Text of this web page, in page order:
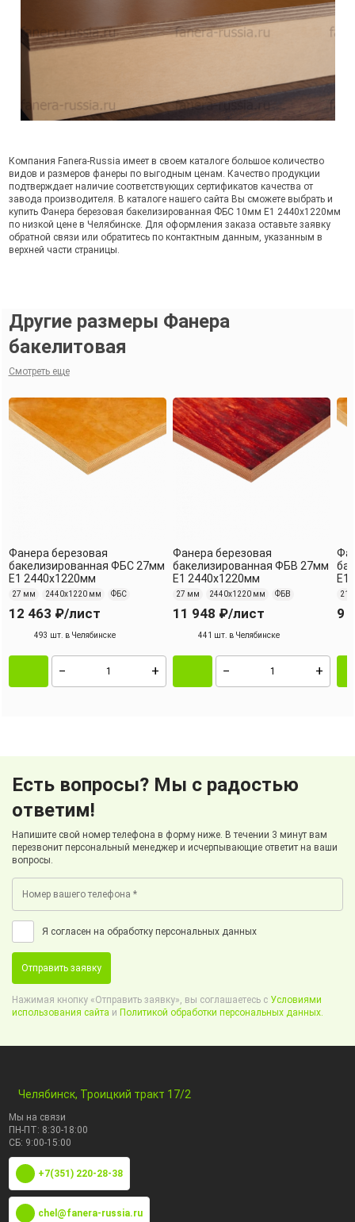
Компания Fanera-Russia имеет в своем каталоге большое количество
видов и размеров фанеры по выгодным ценам. Качество продукции
подтверждает наличие соответствующих сертификатов качества от
завода производителя. В каталоге нашего сайта Вы сможете выбрать и
купить Фанера березовая бакелизированная ФБС 10мм Е1 2440х1220мм
по низкой цене в Челябинске. Для оформления заказа оставьте заявку
обратной связи или обратитесь по контактным данным, указанным в
верхней части страницы.
Другие размеры Фанера
бакелитовая
Смотреть еще
Фанера березовая
бакелизированная ФБС 27мм
Е1 2440х1220мм
27 мм 2440х1220 мм ФБС
12 463 ₽/лист
493 шт. в Челябинске
Фанера березовая
бакелизированная ФБВ 27мм
Е1 2440х1220мм
27 мм 2440х1220 мм ФБВ
11 948 ₽/лист
441 шт. в Челябинске
Е1
21
9
Есть вопросы? Мы с радостью
ответим!
Напишите свой номер телефона в форму ниже. В течении 3 минут вам
перезвонит персональный менеджер и исчерпывающие ответит на ваши
вопросы.
Я согласен на обработку персональных данных
Отправить заявку
Нажимая кнопку «Отправить заявку», вы соглашаетесь с Условиями
использования сайта и Политикой обработки персональных данных.
Челябинск, Троицкий тракт 17/2
Мы на связи
ПН-ПТ: 8:30-18:00
СБ: 9:00-15:00
+7(351) 220-28-38
chel@fanera-russia.ru